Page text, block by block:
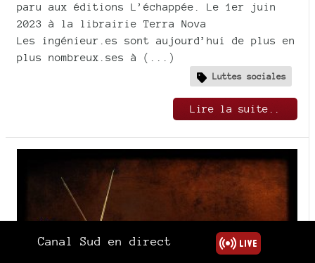
paru aux éditions L’échappée. Le 1er juin
2023 à la librairie Terra Nova
Les ingénieur.es sont aujourd’hui de plus en
plus nombreux.ses à (...)
Luttes sociales
Lire la suite..
Canal Sud en direct